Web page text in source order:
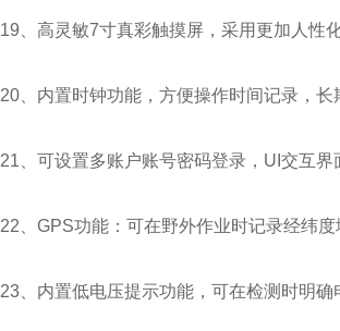
19、高灵敏7寸真彩触摸屏，采用更加人性
20、内置时钟功能，方便操作时间记录，长
21、可设置多账户账号密码登录，UI交互
22、GPS功能：可在野外作业时记录经纬度
23、内置低电压提示功能，可在检测时明